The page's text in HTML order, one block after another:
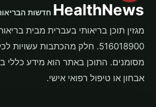
HealthNews חדשות
מגזין תוכן בריאותי בעברית מבית
516018900. חלק מהכתבות
מסומנים. התוכן באתר הוא מידע כללי
אבחון או טיפול רפואי אישי.